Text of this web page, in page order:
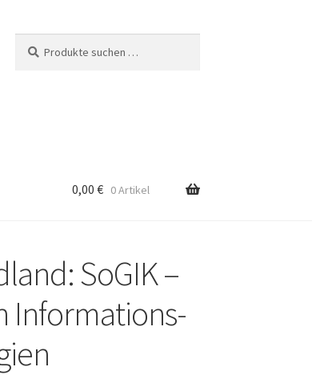
nach:
0,00€ 0 Artikel
SoGIK –
Informations-